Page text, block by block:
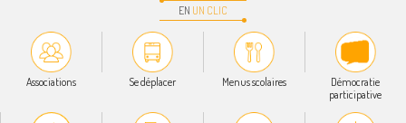
EN UN CLIC
Associations Se déplacer Menus scolaires
Démocratie
participative